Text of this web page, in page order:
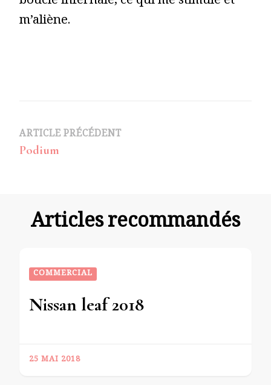
m’aliène.
Navigation
d’article
ARTICLE PRÉCÉDENT
Podium
Articles recommandés
COMMERCIAL
Nissan leaf 2018
25 MAI 2018